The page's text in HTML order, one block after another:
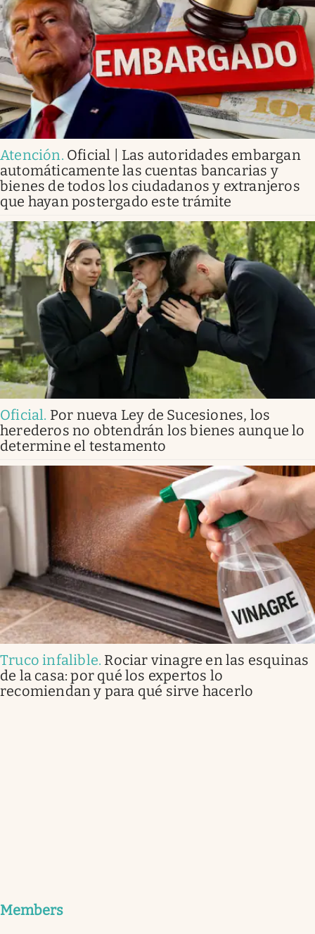
Atención. Oficial | Las autoridades embargan
automáticamente las cuentas bancarias y
bienes de todos los ciudadanos y extranjeros
que hayan postergado este trámite
Oficial. Por nueva Ley de Sucesiones, los
herederos no obtendrán los bienes aunque lo
determine el testamento
Truco infalible. Rociar vinagre en las esquinas
de la casa: por qué los expertos lo
recomiendan y para qué sirve hacerlo
Members